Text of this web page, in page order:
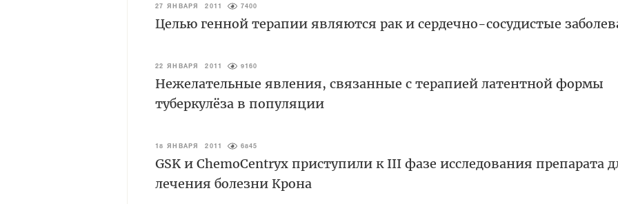
27 ЯНВАРЯ 2011 7400
Целью генной терапии являются рак и сердечно-сосудистые
22 ЯНВАРЯ 2011 9160
Нежелательные явления, связанные с терапией латентной формы
туберкулёза в популяции
18 ЯНВАРЯ 2011 6845
GSK и ChemoCentryx приступили к III фазе исследования препарата
лечения болезни Крона